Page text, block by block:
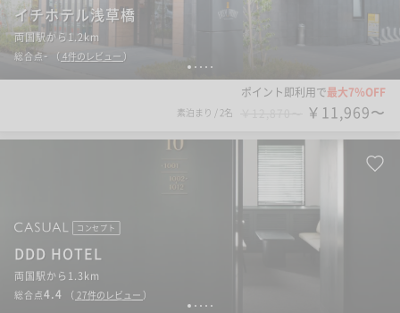
1 2 3 4 5
イチホテル浅草橋
両国駅から1.2km
総合点- （ 4件のレビュー ）
ポイント即利用で最大7％OFF
素泊まり / 2名 ￥11,969〜
1 2 3 4 5
コンセプト
DDD HOTEL
両国駅から1.3km
総合点4.4 （ 27件のレビュー ）